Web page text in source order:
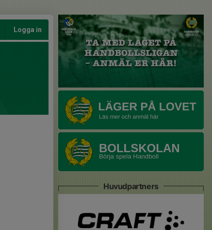
Logga in
Huvudpartners